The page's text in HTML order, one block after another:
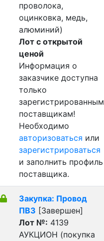
проволока,
оцинковка, медь,
алюминий)
Лот с открытой
ценой
Информация о
заказчике доступна
только
зарегистрированным
поставщикам!
Необходимо
авторизоваться или
зарегистрироваться
и заполнить профиль
поставщика.
Закупка: Провод
ПВ3 [Завершен]
Лот №: 4139
АУКЦИОН (покупка